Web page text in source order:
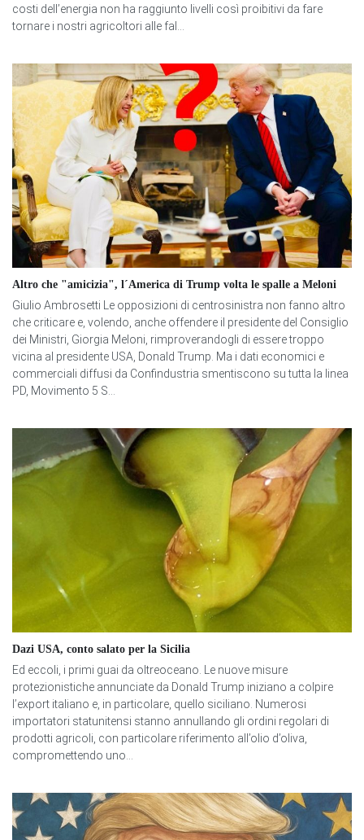
costi dell’energia non ha raggiunto livelli così proibitivi da fare
tornare i nostri agricoltori alle fal...
Altro che "amicizia", l´America di Trump volta le spalle a Meloni
Giulio Ambrosetti Le opposizioni di centrosinistra non fanno altro
che criticare e, volendo, anche offendere il presidente del Consiglio
dei Ministri, Giorgia Meloni, rimproverandogli di essere troppo
vicina al presidente USA, Donald Trump. Ma i dati economici e
commerciali diffusi da Confindustria smentiscono su tutta la linea
PD, Movimento 5 S...
Dazi USA, conto salato per la Sicilia
Ed eccoli, i primi guai da oltreoceano. Le nuove misure
protezionistiche annunciate da Donald Trump iniziano a colpire
l’export italiano e, in particolare, quello siciliano. Numerosi
importatori statunitensi stanno annullando gli ordini regolari di
prodotti agricoli, con particolare riferimento all’olio d’oliva,
compromettendo uno...